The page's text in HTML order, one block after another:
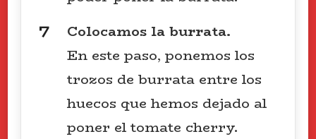
Colocamos la burrata.
En este paso, ponemos los
trozos de burrata entre los
huecos que hemos dejado al
poner el tomate cherry.